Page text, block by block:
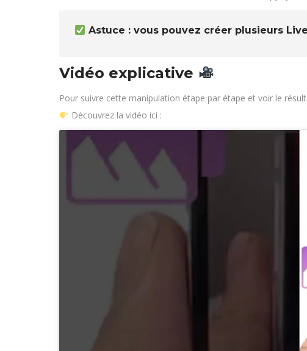
Astuce : vous pouvez créer plusieurs
Vidéo explicative
Pour suivre cette manipulation étape par étape et voir le
Découvrez la vidéo ici :